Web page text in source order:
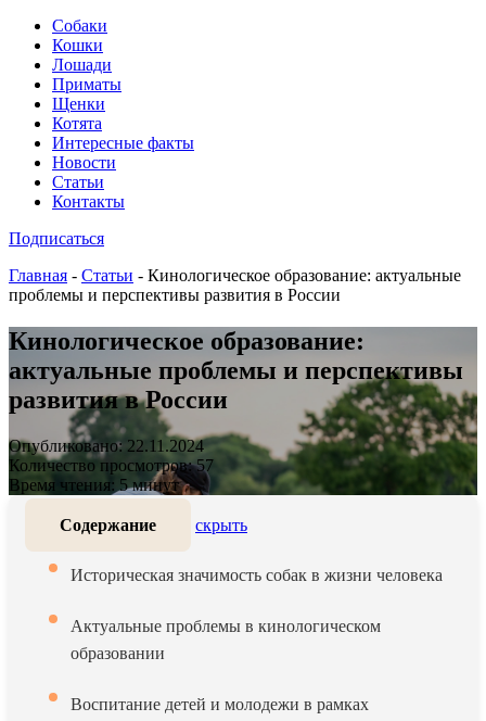
Собаки
Кошки
Лошади
Приматы
Щенки
Котята
Интересные факты
Новости
Статьи
Контакты
Подписаться
Главная - Статьи - Кинологическое образование: актуальные
проблемы и перспективы развития в России
Кинологическое образование:
актуальные проблемы и перспективы
развития в России
Опубликовано: 22.11.2024
Количество просмотров: 57
Время чтения: 5 минут
Содержание скрыть
Историческая значимость собак в жизни человека
Актуальные проблемы в кинологическом
образовании
Воспитание детей и молодежи в рамках